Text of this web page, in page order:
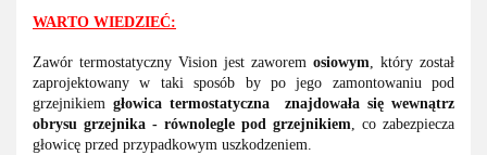
WARTO WIEDZIEĆ:
Zawór termostatyczny Vision jest zaworem osiowym, który został
zaprojektowany w taki sposób by po jego zamontowaniu pod
grzejnikiem głowica termostatyczna znajdowała się wewnątrz
obrysu grzejnika - równolegle pod grzejnikiem, co zabezpiecza
głowicę przed przypadkowym uszkodzeniem.